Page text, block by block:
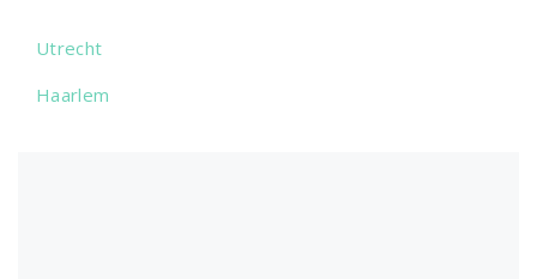
Utrecht
Haarlem